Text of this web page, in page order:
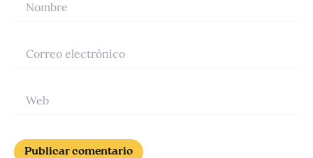
electrónico